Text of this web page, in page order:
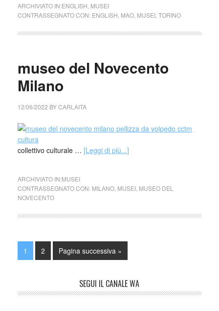
ARCHIVIATO IN:ENGLISH MUSEI
CONTRASSEGNATO CON: ENGLISH MAO, MUSEI, TORINO
museo del Novecento
Milano
12/06/2022 BYCARLAITA
collettivo culturale … [Leggi di più...]
ARCHIVIATO IN:MUSEI
CONTRASSEGNATO CON: MILANO, MUSEI, MUSEO DEL
NOVECENTO
1 2 Pagina successiva »
SEGUI IL CANALE WA